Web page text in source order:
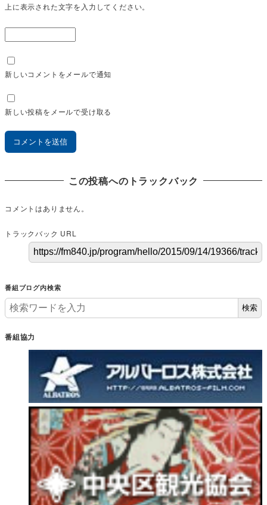
上に表示された文字を入力してください。
新しいコメントをメールで通知
新しい投稿をメールで受け取る
この投稿へのトラックバック
コメントはありません。
トラックバック URL
番組ブログ内検索
検索
番組協力